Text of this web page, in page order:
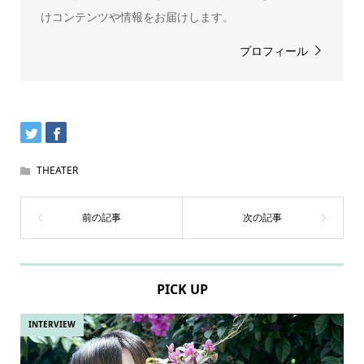
けコンテンツや情報をお届けします。
プロフィール
THEATER
PICK UP
INTERVIEW